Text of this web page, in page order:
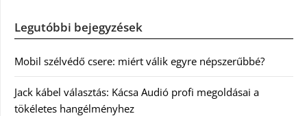
Legutóbbi bejegyzések
Mobil szélvédő csere: miért válik egyre népszerűbbé?
Jack kábel választás: Kácsa Audió profi megoldásai a
tökéletes hangélményhez